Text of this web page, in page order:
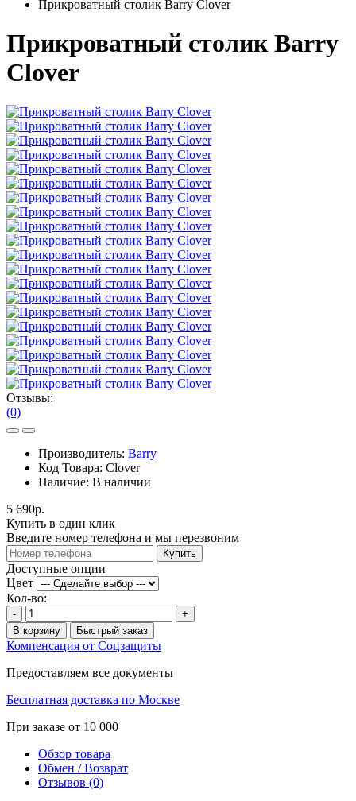
Прикроватный столик Barry Clover
Прикроватный столик Barry
Clover
Отзывы:
(0)
Производитель: Barry
Код Товара: Clover
Наличие: В наличии
5 690р.
Купить в один клик
Введите номер телефона и мы перезвоним
Купить
Доступные опции
Цвет
Кол-во:
-
+
В корзину
Быстрый заказ
Компенсация от Соцзащиты
Предоставляем все документы
Бесплатная доставка по Москве
При заказе от 10 000
Обзор товара
Обмен / Возврат
Отзывов (0)